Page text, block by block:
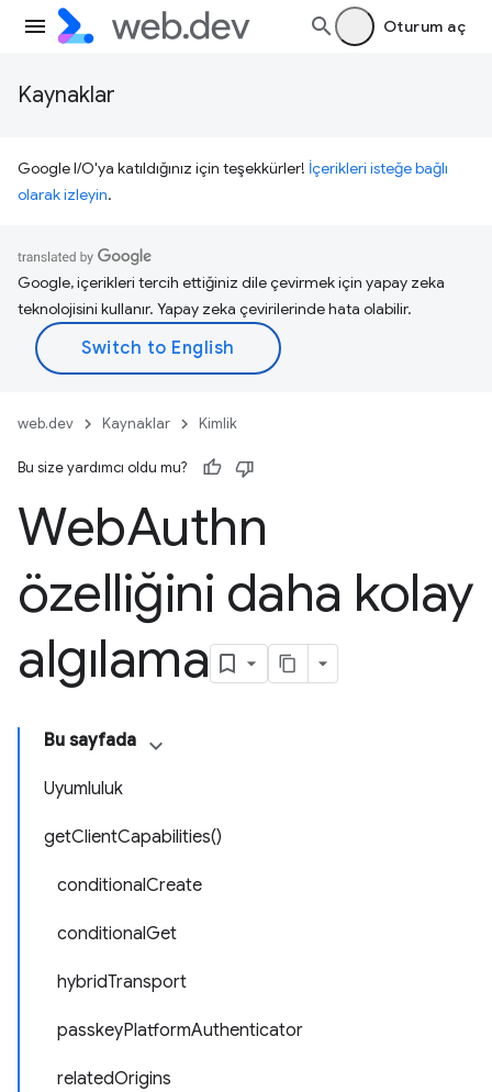
Oturum aç
Kaynaklar
Google I/O'ya katıldığınız için teşekkürler! İçerikleri isteğe bağlı
olarak izleyin.
Google, içerikleri tercih ettiğiniz dile çevirmek için yapay zeka
teknolojisini kullanır. Yapay zeka çevirilerinde hata olabilir.
web.dev Kaynaklar Kimlik
Bu size yardımcı oldu mu?
WebAuthn
özelliğini daha kolay
algılama
Bu sayfada
Uyumluluk
getClientCapabilities()
conditionalCreate
conditionalGet
hybridTransport
passkeyPlatformAuthenticator
relatedOrigins